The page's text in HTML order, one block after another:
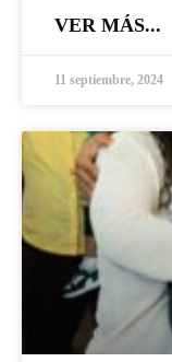
VER MÁS...
11 septiembre, 2024